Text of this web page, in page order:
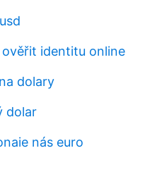
identitu online
dolary
dolar
nás euro